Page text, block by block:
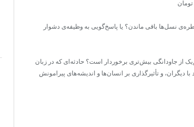
نسل‌ها باقی ماندن؟ یا پاسخ‌گویی به وظیفه‌ی دشوار
از جاودانگی بیش‌تری برخوردار است؟ حادثه‌ای که در زبان
دیگران،‌ و تأثیرگذاری بر انسان‌ها و اندیشه‌های پیرامونش